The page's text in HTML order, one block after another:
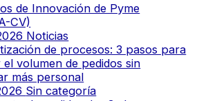
de Innovación de Pyme
CV)
Noticias
de procesos: 3 pasos para
volumen de pedidos sin
más personal
Sin categoría